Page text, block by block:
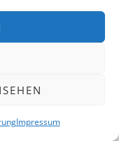
Impressum